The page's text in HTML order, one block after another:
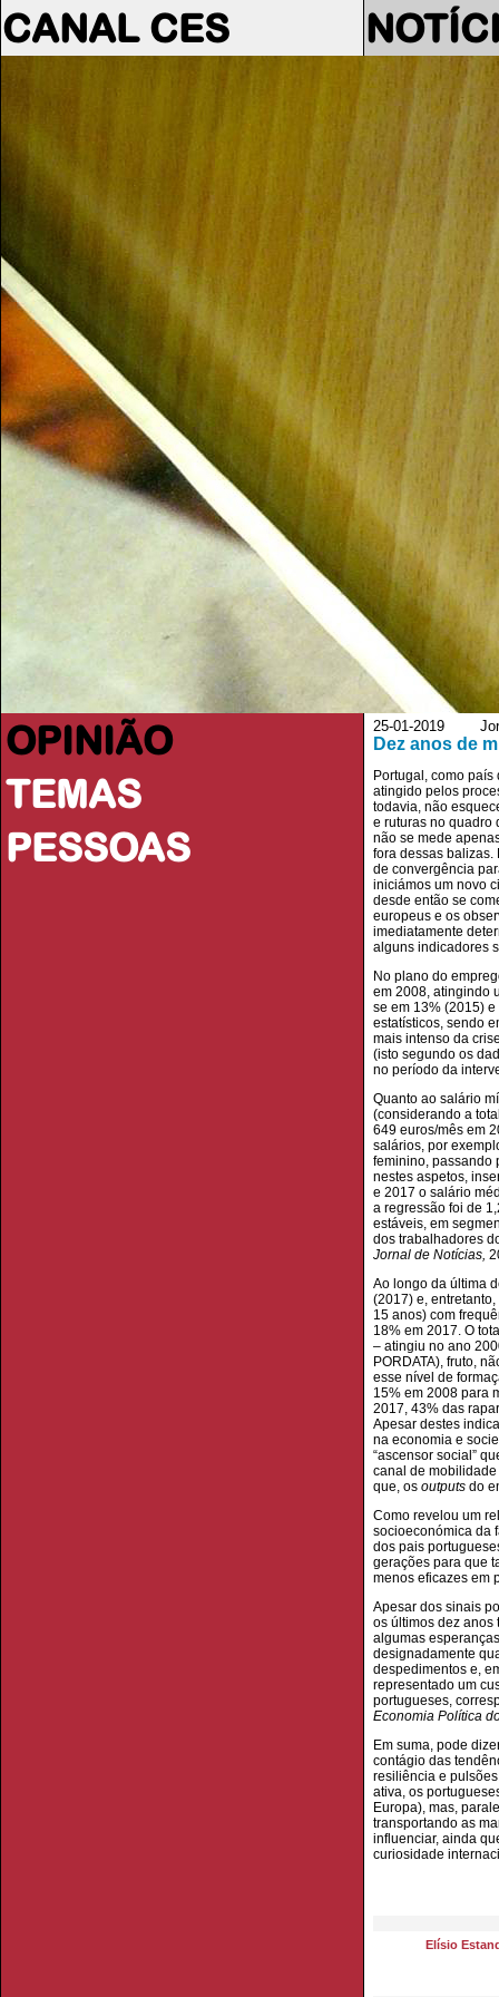
CANAL CES
OPINIÃO
TEMAS
PESSOAS
25-01-2019
Dez anos de
Portugal, como
atingido pelos
todavia, não
e ruturas no quadro
não se mede
fora dessas balizas.
de convergência
iniciámos um novo
desde então se
europeus e os
imediatamente
alguns indicadores
No plano do
em 2008, atingindo
se em 13% (2015)
estatísticos, sendo
mais intenso da
(isto segundo os
no período da
Quanto ao salário
(considerando a
649 euros/mês em
salários, por
feminino, passando
nestes aspetos,
e 2017 o salário
a regressão foi de
estáveis, em
dos trabalhadores
Jornal de Notícias,
Ao longo da última
(2017) e,
15 anos) com
18% em 2017. O
– atingiu no ano
PORDATA), fruto,
esse nível de
15% em 2008 para
2017, 43% das
Apesar destes
na economia e
“ascensor social”
canal de
que, os outputs do
Como revelou um
socioeconómica da
dos pais
gerações para que
menos eficazes em
Apesar dos sinais
os últimos dez anos
algumas
designadamente
despedimentos e,
representado um
portugueses,
Economia Política
Em suma, pode
contágio das
resiliência e
ativa, os
Europa), mas,
transportando as
influenciar, ainda
curiosidade
Elísio